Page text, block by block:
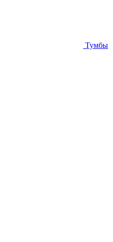
Тумбы